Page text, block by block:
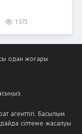
1 573
агенттігі. Басылым
сілтеме жасалуы
одан жоғары